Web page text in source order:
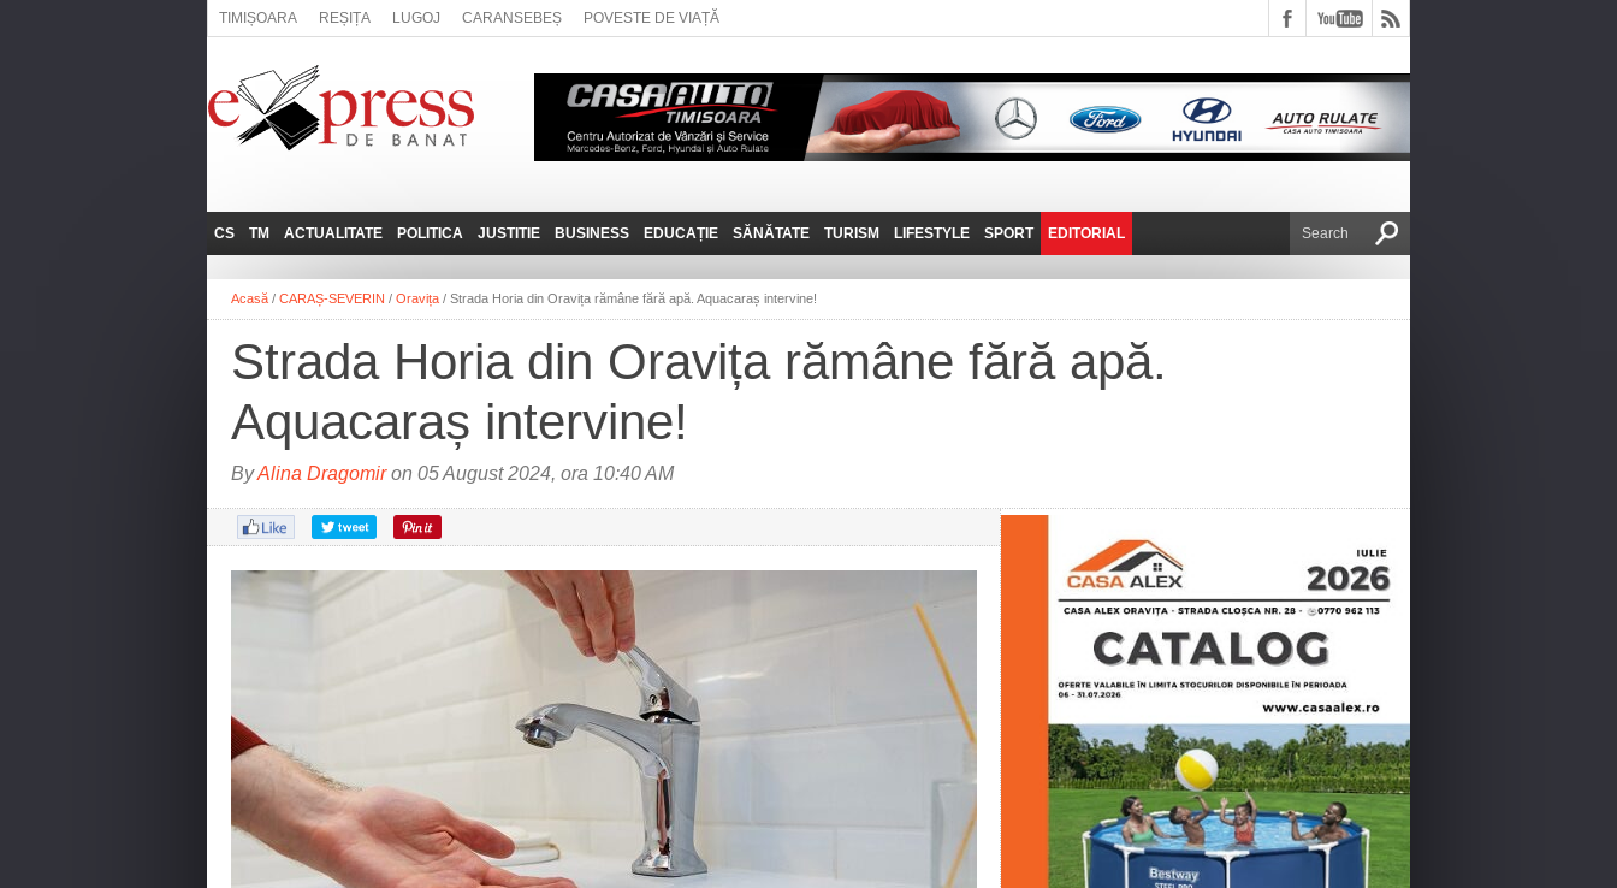
TIMIȘOARA REȘIȚA LUGOJ CARANSEBEȘ POVESTE DE VIAȚĂ
CS
REȘIȚA
CARANSEBEȘ
ANINA
BOCŞA
MOLDOVA NOUĂ
ORAVIȚA
OȚELU ROŞU
TM
LUGOJ
TIMIȘOARA
ACTUALITATE
ADMINISTRATIE
NAȚIONAL
SOCIAL
POLITICA
EXPRESSLIVE
INTERVIURILE
JUSTITIE BUSINESS
JOB-URI
TEHNIT
EDUCAȚIE SĂNĂTATE TURISM
PRIN MUNȚII
FANTASTICUL BANAT
LIFESTYLE
POVESTE DE VIAȚĂ
SPORT EDITORIAL
DE VICTOR NAFIRU
Acasă / CARAȘ-SEVERIN / Oravița / Strada Horia din Oravița rămâne fără apă. Aquacaraș intervine!
Strada Horia din Oravița rămâne fără apă.
Aquacaraș intervine!
ByAlina Dragomiron 05 August 2024, ora 10:40 AM